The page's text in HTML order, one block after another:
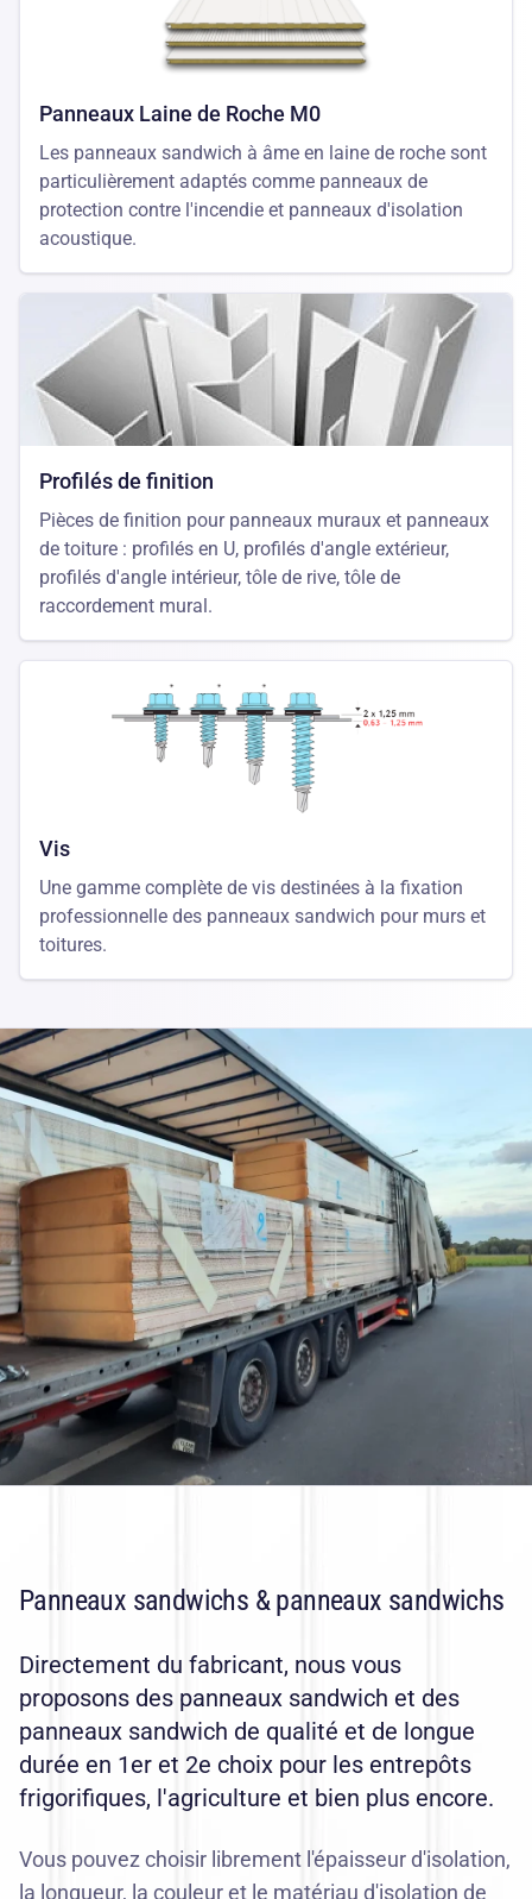
Panneaux Laine de Roche M0
Les panneaux sandwich à âme en laine de roche sont
particulièrement adaptés comme panneaux de
protection contre l'incendie et panneaux d'isolation
acoustique.
Profilés de finition
Pièces de finition pour panneaux muraux et panneaux
de toiture : profilés en U, profilés d'angle extérieur,
profilés d'angle intérieur, tôle de rive, tôle de
raccordement mural.
Vis
Une gamme complète de vis destinées à la fixation
professionnelle des panneaux sandwich pour murs et
toitures.
Panneaux sandwichs & panneaux sandwichs
Directement du fabricant, nous vous
proposons des panneaux sandwich et des
panneaux sandwich de qualité et de longue
durée en 1er et 2e choix pour les entrepôts
frigorifiques, l'agriculture et bien plus encore.
Vous pouvez choisir librement l'épaisseur d'isolation,
la longueur, la couleur et le matériau d'isolation de